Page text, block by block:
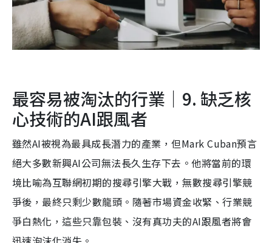
最容易被淘汰的行業｜9. 缺乏核
心技術的AI跟風者
雖然AI被視為最具成長潛力的產業，但Mark Cuban預言
絕大多數新興AI公司無法長久生存下去。他將當前的環
境比喻為互聯網初期的搜尋引擎大戰，無數搜尋引擎競
爭後，最終只剩少數龍頭。隨著市場資金收緊、行業競
爭白熱化，這些只靠包裝、沒有真功夫的AI跟風者將會